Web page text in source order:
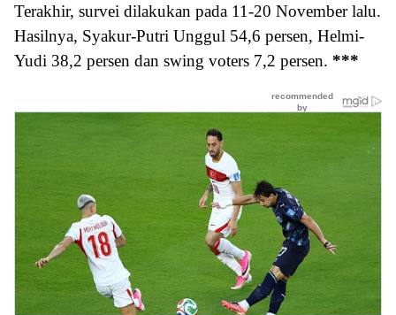
Terakhir, survei dilakukan pada 11-20 November lalu.
Hasilnya, Syakur-Putri Unggul 54,6 persen, Helmi-
Yudi 38,2 persen dan swing voters 7,2 persen. ***